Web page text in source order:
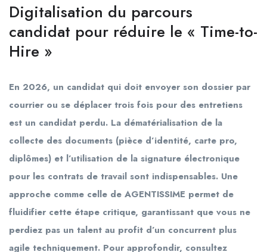
Digitalisation du parcours
candidat pour réduire le « Time-to-
Hire »
En 2026, un candidat qui doit envoyer son dossier par
courrier ou se déplacer trois fois pour des entretiens
est un candidat perdu. La dématérialisation de la
collecte des documents (pièce d’identité, carte pro,
diplômes) et l’utilisation de la signature électronique
pour les contrats de travail sont indispensables. Une
approche comme celle de AGENTISSIME permet de
fluidifier cette étape critique, garantissant que vous ne
perdiez pas un talent au profit d’un concurrent plus
agile techniquement. Pour approfondir, consultez